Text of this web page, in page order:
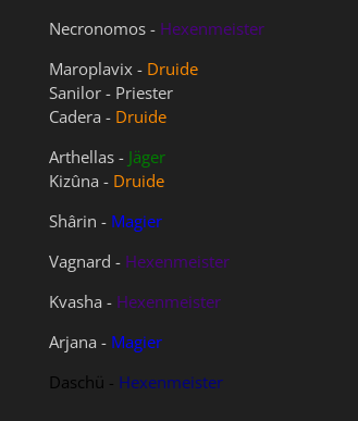
Necronomos - Hexenmeister
Maroplavix - Druide
Sanilor - Priester
Cadera - Druide
Arthellas - Jäger
Kizûna - Druide
Shârin - Magier
Vagnard - Hexenmeister
Kvasha - Hexenmeister
Arjana - Magier
Daschü - Hexenmeister